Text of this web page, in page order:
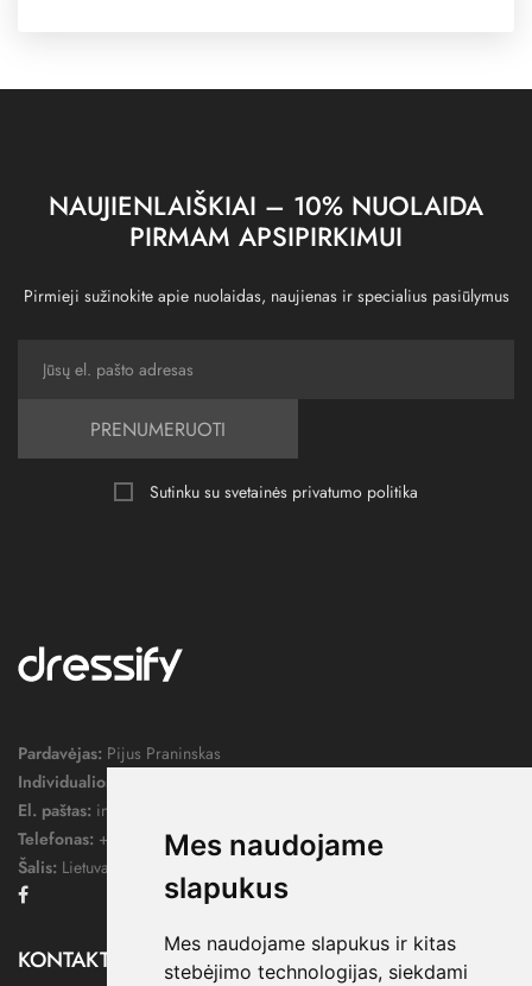
Mes naudojame
slapukus
Mes naudojame slapukus ir kitas
stebėjimo technologijas, siekdami
NAUJIENLAIŠKIAI – 10% NUOLAIDA
PIRMAM APSIPIRKIMUI
Pirmieji sužinokite apie nuolaidas, naujienas ir specialius pasiūlymus
PRENUMERUOTI
Sutinku su svetainės privatumo politika
Pardavėjas: Pijus Praninskas
Individualios veiklos pažymos nr.:
El. paštas: info@dressify.lt
Telefonas: +370 676 78578
Šalis: Lietuva
KONTAKTAI